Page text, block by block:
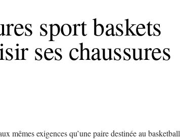
sport baskets
ses chaussures
mêmes exigences qu’une paire destinée au